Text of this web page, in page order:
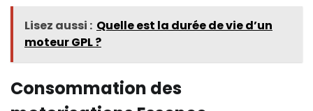
Lisez aussi : Quelle est la durée de vie d’un
moteur GPL ?
Consommation des